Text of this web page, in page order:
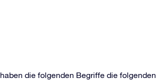
die folgenden Begriffe die folgenden